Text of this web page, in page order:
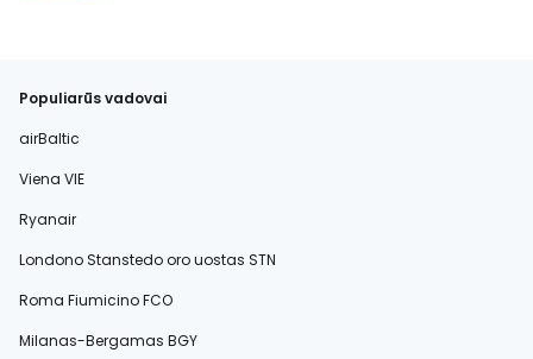
Populiarūs vadovai
airBaltic
Viena VIE
Ryanair
Londono Stanstedo oro uostas STN
Roma Fiumicino FCO
Milanas-Bergamas BGY